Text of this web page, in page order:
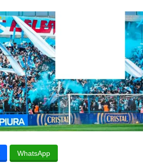
o
s
d
s
d
e
l
a
p
u
b
WhatsApp